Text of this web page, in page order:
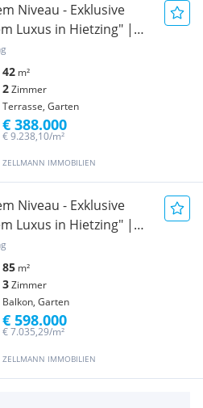
Niveau - Exklusive
Luxus in Hietzing" |
42 m²
2Zimmer
Terrasse, Garten
ZELLMANN IMMOBILIEN
€ 9.238,10/m²
€ 388.000
Niveau - Exklusive
Luxus in Hietzing" |
85 m²
3Zimmer
Balkon, Garten
ZELLMANN IMMOBILIEN
€ 7.035,29/m²
€ 598.000